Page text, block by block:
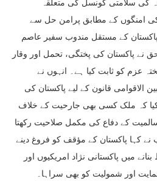
کی سلامتی کونسل کی متعلقہ
امنگوں کے مطابق پرامن حل سے
کے مستقل مندوب سفیر عاصم
نے پاکستان کی پختگی، تحمل اور وقار
عزم کو ثابت کیا ہے۔ انہوں نے
الاقوامی قانون کے لیے پاکستان کی
کیا کہ ملک کسی بھی جارحیت کے خلاف
کے دفاع کی مکمل صلاحیت رکھتا
کہا پاکستان کے مؤقف کو فروغ دینے
میں پاکستانی نژاد امریکیوں اور
اور شمولیت کو بھی سراہا۔